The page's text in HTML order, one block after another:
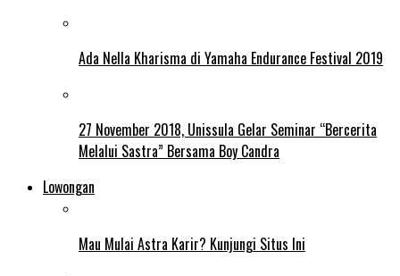
Ada Nella Kharisma di Yamaha Endurance Festival 2019
27 November 2018, Unissula Gelar Seminar “Bercerita
Melalui Sastra” Bersama Boy Candra
Lowongan
Mau Mulai Astra Karir? Kunjungi Situs Ini